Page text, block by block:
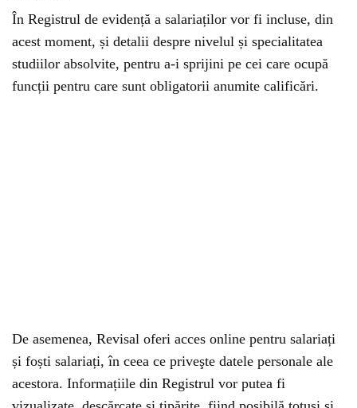
În Registrul de evidență a salariaților vor fi incluse, din
acest moment, și detalii despre nivelul și specialitatea
studiilor absolvite, pentru a-i sprijini pe cei care ocupă
funcții pentru care sunt obligatorii anumite calificări.
De asemenea, Revisal oferi acces online pentru salariați
și foști salariați, în ceea ce priveşte datele personale ale
acestora. Informațiile din Registrul vor putea fi